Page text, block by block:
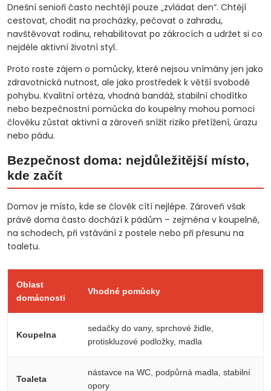
Dnešní senioři často nechtějí pouze „zvládat den“. Chtějí
cestovat, chodit na procházky, pečovat o zahradu,
navštěvovat rodinu, rehabilitovat po zákrocích a udržet si co
nejdéle aktivní životní styl.
Proto roste zájem o pomůcky, které nejsou vnímány jen jako
zdravotnická nutnost, ale jako prostředek k větší svobodě
pohybu. Kvalitní ortéza, vhodná bandáž, stabilní chodítko
nebo bezpečnostní pomůcka do koupelny mohou pomoci
člověku zůstat aktivní a zároveň snížit riziko přetížení, úrazu
nebo pádu.
Bezpečnost doma: nejdůležitější místo,
kde začít
Domov je místo, kde se člověk cítí nejlépe. Zároveň však
právě doma často dochází k pádům – zejména v koupelně,
na schodech, při vstávání z postele nebo při přesunu na
toaletu.
Oblast
domácnosti
Vhodné pomůcky
Koupelna
sedačky do vany, sprchové židle,
protiskluzové podložky, madla
Toaleta
nástavce na WC, podpůrná madla, stabilní
opory